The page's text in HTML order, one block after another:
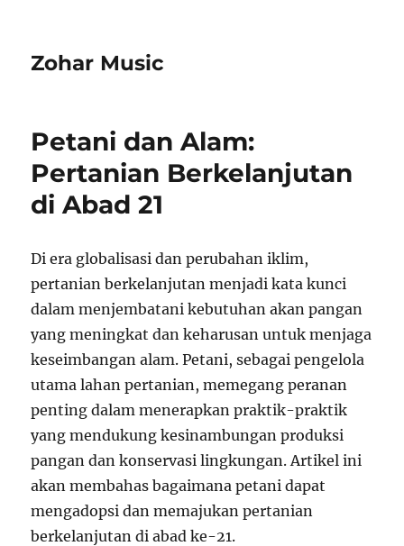
Zohar Music
Petani dan Alam:
Pertanian Berkelanjutan
di Abad 21
Di era globalisasi dan perubahan iklim,
pertanian berkelanjutan menjadi kata kunci
dalam menjembatani kebutuhan akan pangan
yang meningkat dan keharusan untuk menjaga
keseimbangan alam. Petani, sebagai pengelola
utama lahan pertanian, memegang peranan
penting dalam menerapkan praktik-praktik
yang mendukung kesinambungan produksi
pangan dan konservasi lingkungan. Artikel ini
akan membahas bagaimana petani dapat
mengadopsi dan memajukan pertanian
berkelanjutan di abad ke-21.